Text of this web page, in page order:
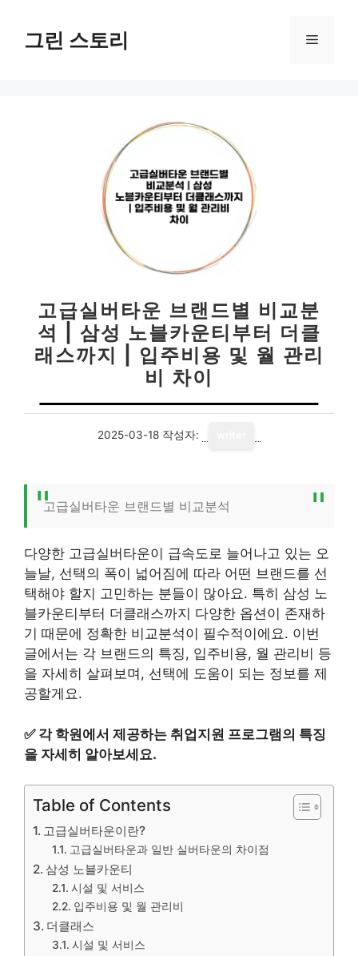
그린 스토리 메
고급실버타운 브랜드별 비교분
석 | 삼성 노블카운티부터 더클
래스까지 | 입주비용 및 월 관리
비 차이
2025-03-18 작성자:
고급실버타운 브랜드별 비교분석
다양한 고급실버타운이 급속도로 늘어나고 있는 오
늘날, 선택의 폭이 넓어짐에 따라 어떤 브랜드를 선
택해야 할지 고민하는 분들이 많아요. 특히 삼성 노
블카운티부터 더클래스까지 다양한 옵션이 존재하
기 때문에 정확한 비교분석이 필수적이에요. 이번
글에서는 각 브랜드의 특징, 입주비용, 월 관리비 등
을 자세히 살펴보며, 선택에 도움이 되는 정보를 제
공할게요.
✅ 각 학원에서 제공하는 취업지원 프로그램의 특징
을 자세히 알아보세요.
Table of Contents
고급실버타운이란?
고급실버타운과 일반 실버타운의 차이점
삼성 노블카운티
시설 및 서비스
입주비용 및 월 관리비
더클래스
시설 및 서비스